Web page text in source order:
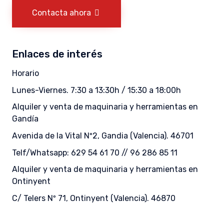
Contacta ahora
Enlaces de interés
Horario
Lunes-Viernes. 7:30 a 13:30h / 15:30 a 18:00h
Alquiler y venta de maquinaria y herramientas en
Gandía
Avenida de la Vital Nº2, Gandia (Valencia). 46701
Telf/Whatsapp: 629 54 61 70 // 96 286 85 11
Alquiler y venta de maquinaria y herramientas en
Ontinyent
C/ Telers Nº 71, Ontinyent (Valencia). 46870